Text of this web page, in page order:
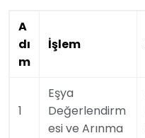
A
dı
m
İşlem
1
Eşya
Değerlendirm
esi ve Arınma